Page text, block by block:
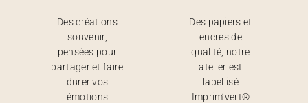
Des créations
souvenir,
pensées pour
partager et faire
durer vos
émotions
Des papiers et
encres de
qualité, notre
atelier est
labellisé
Imprim’vert®